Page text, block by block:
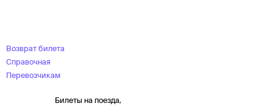
Возврат билета
Справочная
Перевозчикам
Билеты на поезда,